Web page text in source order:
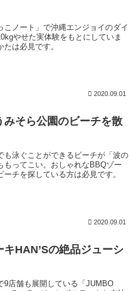
ノート」で沖縄エンジョイのダイ
やせた実体験をもとにしていま
は必見です。
2020.09.01
そら公園のビーチを散
泳ぐことができるビーチが「波の
もってこい。おしゃれなBBQゾー
チを探している方は必見です。
2020.09.01
HAN’Sの絶品ジューシ
9店舗も展開している「JUMBO